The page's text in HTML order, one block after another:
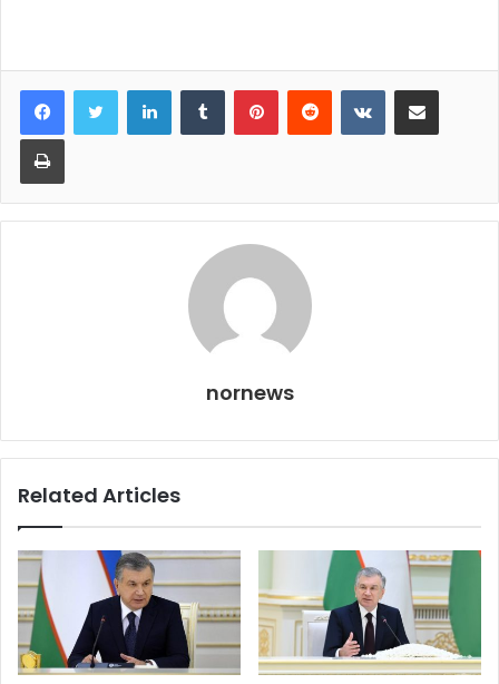
LinkedInTumblr PinterestReddit VKontakteShare via Email
Print
nornews
Related Articles